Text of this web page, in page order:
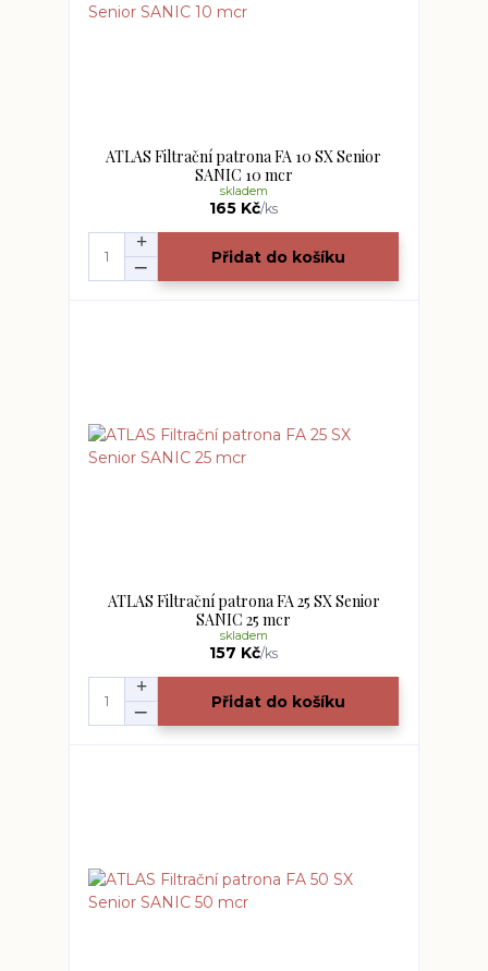
ATLAS Filtrační patrona FA 10 SX Senior
SANIC 10 mcr
165 Kč/ks
skladem
Přidat do košíku
ATLAS Filtrační patrona FA 25 SX Senior
SANIC 25 mcr
157 Kč/ks
skladem
Přidat do košíku